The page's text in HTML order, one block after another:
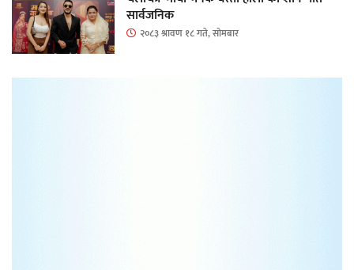
सार्वजनिक
२०८३ श्रावण १८ गते, सोमबार